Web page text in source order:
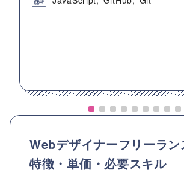
Webデザイナーフリーラン
特徴・単価・必要スキル